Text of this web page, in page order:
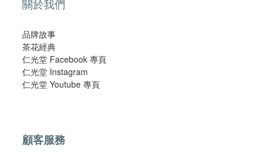
關於我們
品牌故事
茶花經典
仁光堂 Facebook 專頁
仁光堂 Instagram
仁光堂 Youtube 專頁
顧客服務